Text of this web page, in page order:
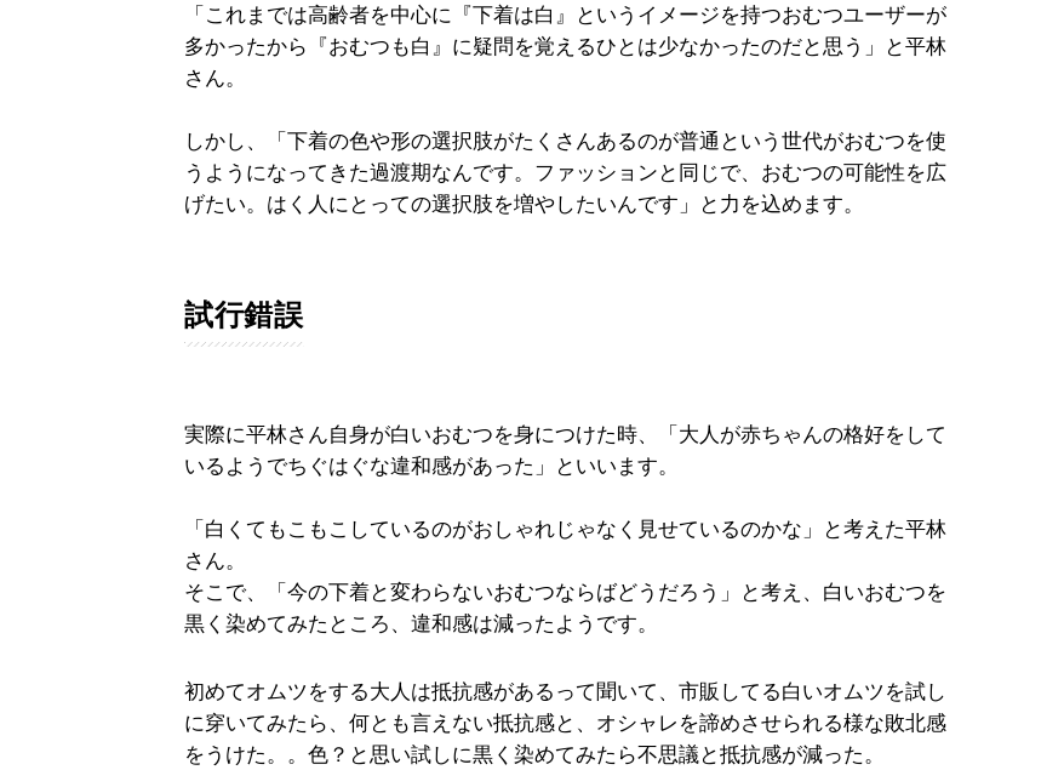
「これまでは高齢者を中心に『下着は白』というイメージを持つおむつユーザーが
多かったから『おむつも白』に疑問を覚えるひとは少なかったのだと思う」と平林
さん。
しかし、「下着の色や形の選択肢がたくさんあるのが普通という世代がおむつを使
うようになってきた過渡期なんです。ファッションと同じで、おむつの可能性を広
げたい。はく人にとっての選択肢を増やしたいんです」と力を込めます。
試行錯誤
実際に平林さん自身が白いおむつを身につけた時、「大人が赤ちゃんの格好をして
いるようでちぐはぐな違和感があった」といいます。
「白くてもこもこしているのがおしゃれじゃなく見せているのかな」と考えた平林
さん。
そこで、「今の下着と変わらないおむつならばどうだろう」と考え、白いおむつを
黒く染めてみたところ、違和感は減ったようです。
初めてオムツをする大人は抵抗感があるって聞いて、市販してる白いオムツを試し
に穿いてみたら、何とも言えない抵抗感と、オシャレを諦めさせられる様な敗北感
をうけた。。色？と思い試しに黒く染めてみたら不思議と抵抗感が減った。